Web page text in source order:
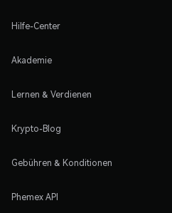
Hilfe-Center
Akademie
Lernen & Verdienen
Krypto-Blog
Gebühren & Konditionen
Phemex API